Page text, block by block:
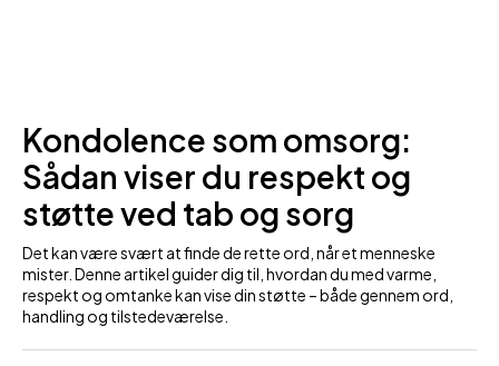
Kondolence som omsorg:
Sådan viser du respekt og
støtte ved tab og sorg
Det kan være svært at finde de rette ord, når et menneske
mister. Denne artikel guider dig til, hvordan du med varme,
respekt og omtanke kan vise din støtte – både gennem ord,
handling og tilstedeværelse.